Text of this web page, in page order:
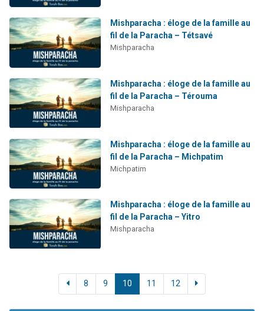
Mishparacha : éloge de la famille au
fil de la Paracha – Tétsavé
Mishparacha
Mishparacha : éloge de la famille au
fil de la Paracha – Térouma
Mishparacha
Mishparacha : éloge de la famille au
fil de la Paracha – Michpatim
Michpatim
Mishparacha : éloge de la famille au
fil de la Paracha – Yitro
Mishparacha
8 9 10 11 12